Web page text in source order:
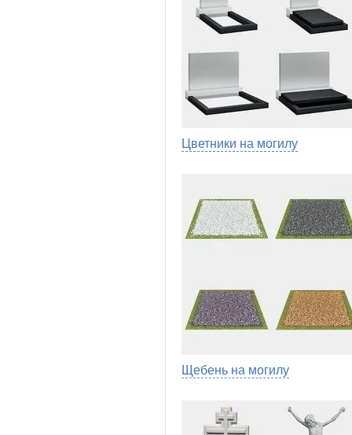
Цветники на могилу
Щебень на могилу